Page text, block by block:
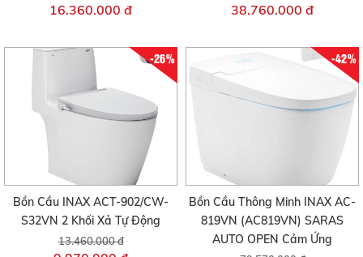
16.360.000 đ 38.760.000 đ
-26%
Bồn Cầu INAX ACT-902/CW-
S32VN 2 Khối Xả Tự Động
13.460.000 đ
-42%
Bồn Cầu Thông Minh INAX AC-
819VN (AC819VN) SARAS
AUTO OPEN Cảm Ứng